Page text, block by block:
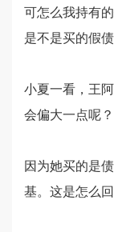
可怎么我持有
是不是买的假
小夏一看，王
会偏大一点呢？
因为她买的是
基。这是怎么